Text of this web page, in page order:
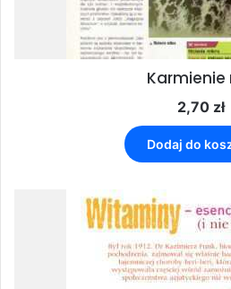
Karmienie
2,70 zł
Dodaj do